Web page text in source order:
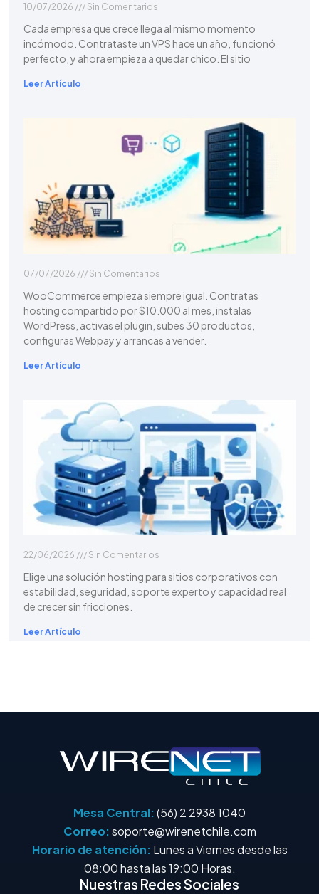
10/07/2026 Sin Comentarios
Cada empresa que crece llega al mismo momento
incómodo. Contrataste un VPS hace un año, funcionó
perfecto, y ahora empieza a quedar chico. El sitio
Leer Artículo
07/07/2026 Sin Comentarios
WooCommerce empieza siempre igual. Contratas
hosting compartido por $10.000 al mes, instalas
WordPress, activas el plugin, subes 30 productos,
configuras Webpay y arrancas a vender.
Leer Artículo
22/06/2026 Sin Comentarios
Elige una solución hosting para sitios corporativos con
estabilidad, seguridad, soporte experto y capacidad real
de crecer sin fricciones.
Leer Artículo
Mesa Central:(56) 2 2938 1040
Correo:soporte@wirenetchile.com
Horario de atención: Lunes a Viernes desde las
08:00 hasta las 19:00 Horas.
Nuestras Redes Sociales